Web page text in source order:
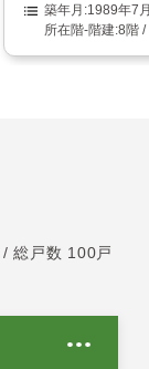
1989年7
8階 /
総戸数 100戸